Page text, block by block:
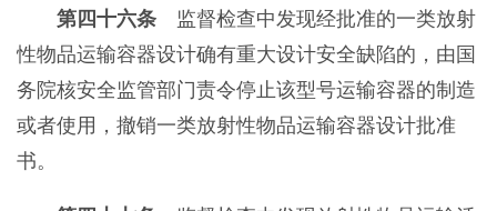
第四十六条监督检查中发现经批准的一类放射
性物品运输容器设计确有重大设计安全缺陷的，由国
务院核安全监管部门责令停止该型号运输容器的制造
或者使用，撤销一类放射性物品运输容器设计批准
书。